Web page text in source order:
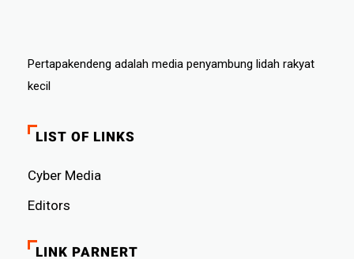
Pertapakendeng adalah media penyambung lidah rakyat
kecil
LIST OF LINKS
Cyber ​​Media
Editors
LINK PARNERT